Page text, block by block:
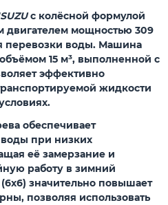
с колёсной формулой
двигателем мощностью 309
перевозки воды. Машина
15 м³, выполненной с
эффективно
жидкости
обеспечивает
при низких
её замерзание и
работу в зимний
значительно повышает
позволяя использовать